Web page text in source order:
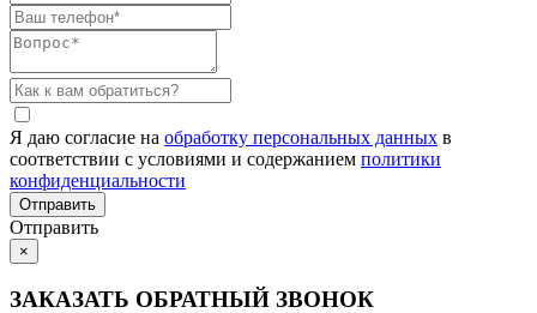
Я даю согласие на обработку персональных данных в
соответствии с условиями и содержанием политики
конфиденциальности
Отправить
×
ЗАКАЗАТЬ ОБРАТНЫЙ ЗВОНОК